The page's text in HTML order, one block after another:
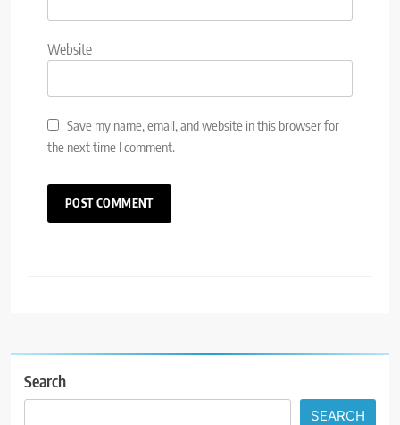
Website
Save my name, email, and website in this browser for
the next time I comment.
Search
SEARCH